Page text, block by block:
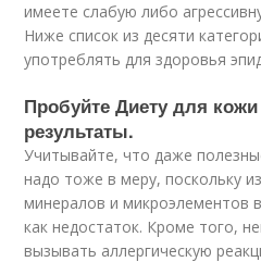
имеете слабую либо
Ниже список из десяти
употреблять для здоровья
Пробуйте Диету для
результаты.
Учитывайте, что даже
надо тоже в меру, поскольку
минералов и микроэлементов
как недостаток. Кроме того,
вызывать аллергическую